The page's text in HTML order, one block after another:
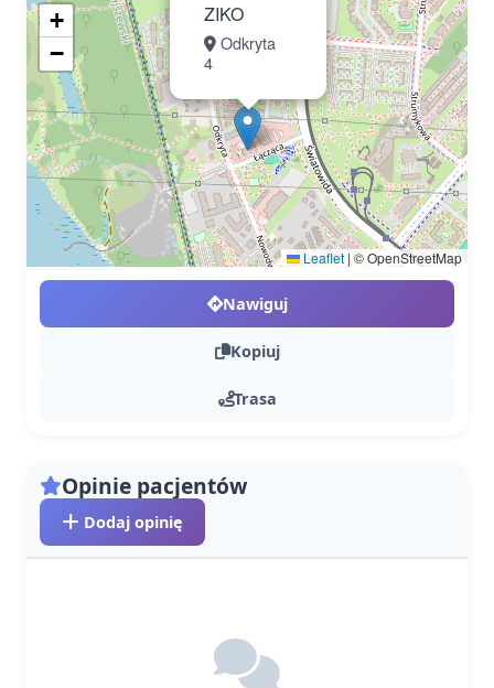
ZIKO
Odkryta
4
+
−
Leaflet | © OpenStreetMap
Nawiguj
Kopiuj
Trasa
Opinie pacjentów
Dodaj opinię